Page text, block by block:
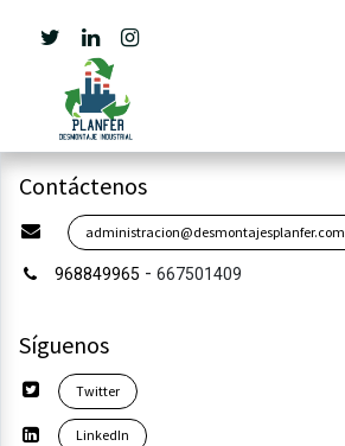
Contáctenos
administracion@desmontajesplanfer.com
968849965 - 667501409
Síguenos
Twitter
LinkedIn